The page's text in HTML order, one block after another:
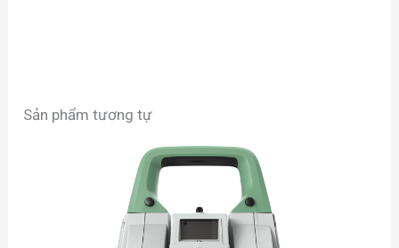
Sản phẩm tương tự